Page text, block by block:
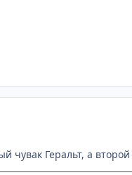
чувак Геральт, а